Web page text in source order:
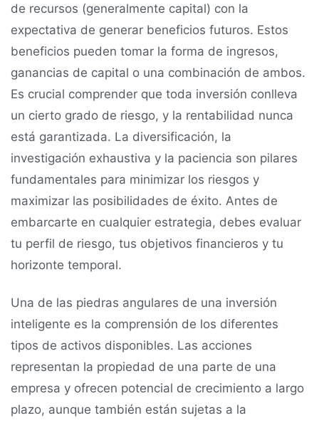
de recursos (generalmente capital) con la
expectativa de generar beneficios futuros. Estos
beneficios pueden tomar la forma de ingresos,
ganancias de capital o una combinación de ambos.
Es crucial comprender que toda inversión conlleva
un cierto grado de riesgo, y la rentabilidad nunca
está garantizada. La diversificación, la
investigación exhaustiva y la paciencia son pilares
fundamentales para minimizar los riesgos y
maximizar las posibilidades de éxito. Antes de
embarcarte en cualquier estrategia, debes evaluar
tu perfil de riesgo, tus objetivos financieros y tu
horizonte temporal.
Una de las piedras angulares de una inversión
inteligente es la comprensión de los diferentes
tipos de activos disponibles. Las acciones
representan la propiedad de una parte de una
empresa y ofrecen potencial de crecimiento a largo
plazo, aunque también están sujetas a la